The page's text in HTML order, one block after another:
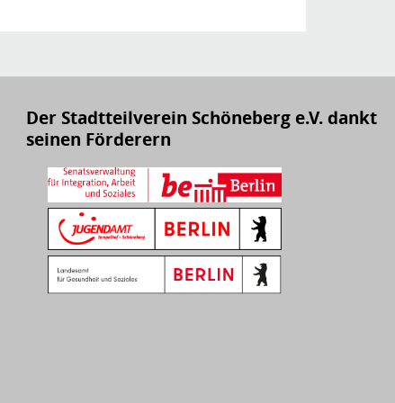
Der Stadtteilverein Schöneberg e.V. dankt
seinen Förderern